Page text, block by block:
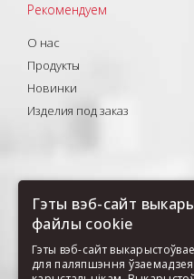
Рекомендуем
О нас
Продукты
Новинки
Изделия под заказ
Гэты вэб-сайт
файлы cookie
Гэты вэб-сайт
для паляпшэння